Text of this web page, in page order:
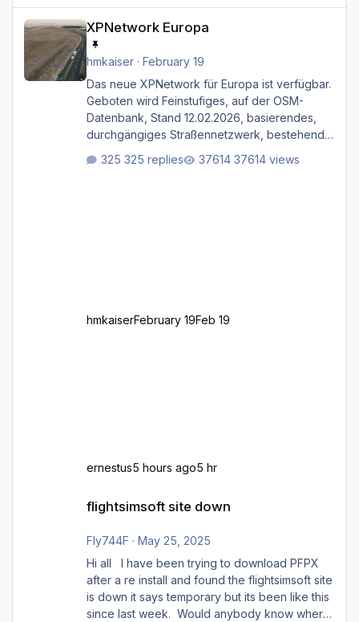
XPNetwork Europa
hmkaiser· February 19
Das neue XPNetwork für Europa ist verfügbar.
Geboten wird Feinstufiges, auf der OSM-
Datenbank, Stand 12.02.2026, basierendes,
durchgängiges Straßen­netzwerk, bestehend
sekundären, tertiären und sonstigen Straßen,
325 replies 37614 views
hmkaiserFebruary 19Feb 19
ernestus5 hours ago5 hr
flightsimsoft site down
Fly744F · May 25, 2025
Hi all I have been trying to download PFPX
after a re install and found the flightsimsoft site
is down it says temporary but its been like this
since last week. Would anybody know where